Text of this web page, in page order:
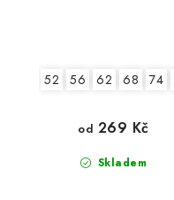
52 56 62 68 74
Skladem
od 269 Kč